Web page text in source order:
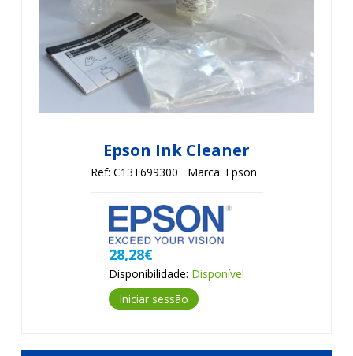
Epson Ink Cleaner
Ref: C13T699300 Marca: Epson
28,28€
Disponibilidade: Disponível
Iniciar sessão